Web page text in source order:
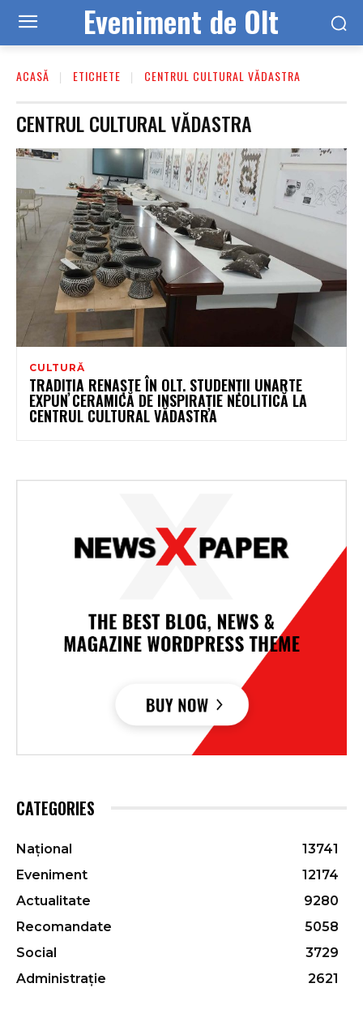
Eveniment de Olt
ACASĂ ETICHETE CENTRUL CULTURAL VĂDASTRA
CENTRUL CULTURAL VĂDASTRA
CULTURĂ
TRADIȚIA RENAȘTE ÎN OLT. STUDENȚII UNARTE
EXPUN CERAMICĂ DE INSPIRAȚIE NEOLITICĂ LA
CENTRUL CULTURAL VĂDASTRA
CATEGORIES
Național
13741
Eveniment
12174
Actualitate
9280
Recomandate
5058
Social
3729
Administrație
2621